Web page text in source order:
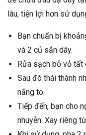
lâu, tiện lợi hơn sử
Bạn chuẩn bị
và 2 củ sắn dây.
Rửa sạch bỏ vỏ tất
Sau đó thái thành
nắng to.
Tiếp đến, bạn cho
nhuyễn. Xay riêng